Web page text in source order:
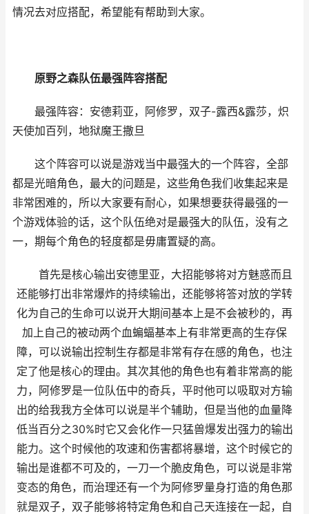
情况去对应搭配，希望能有帮助到大家。
原野之森队伍最强阵容搭配
最强阵容：安德莉亚，阿修罗，双子-露西&露莎，炽
天使加百列，地狱魔王撒旦
这个阵容可以说是游戏当中最强大的一个阵容，全部
都是光暗角色，最大的问题是，这些角色我们收集起来是
非常困难的，所以大家要有耐心，如果想要获得最强的一
个游戏体验的话，这个队伍绝对是最强大的队伍，没有之
一，期每个角色的轻度都是毋庸置疑的高。
首先是核心输出安德里亚，大招能够将对方魅惑而且
还能够打出非常爆炸的持续输出，还能够将答对放的学转
化为自己的生命可以说开大期间基本上是不会被秒的，再
加上自己的被动两个血蝙蝠基本上有非常更高的生存保
障，可以说输出控制生存都是非常有存在感的角色，也注
定了他是核心的理由。其次其他的角色也有着非常高的能
力，阿修罗是一位队伍中的奇兵，平时他可以吸取对方输
出的给我我方全体可以说是半个辅助，但是当他的血量降
低当百分之30%时它又会化作一只猛兽爆发出强力的输出
能力。这个时候他的攻速和伤害都将暴增，这个时候它的
输出是谁都不可及的，一刀一个脆皮角色，可以说是非常
变态的角色，而治理还有一个为阿修罗量身打造的角色那
就是双子，双子能够将特定角色和自己天连接在一起，自